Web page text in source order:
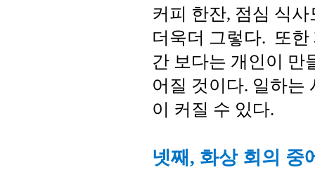
커피 한잔, 점심 식
더욱더 그렇다. 또한
간 보다는 개인이 만
어질 것이다. 일하는
이 커질 수 있다.
넷째, 화상 회의 중